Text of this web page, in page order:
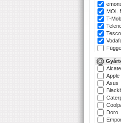
MOL
T-
Apple
Asus
Doro